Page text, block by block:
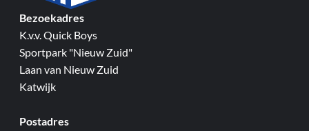
Bezoekadres
K.v.v. Quick Boys
Sportpark "Nieuw Zuid"
Laan van Nieuw Zuid
Katwijk
Postadres